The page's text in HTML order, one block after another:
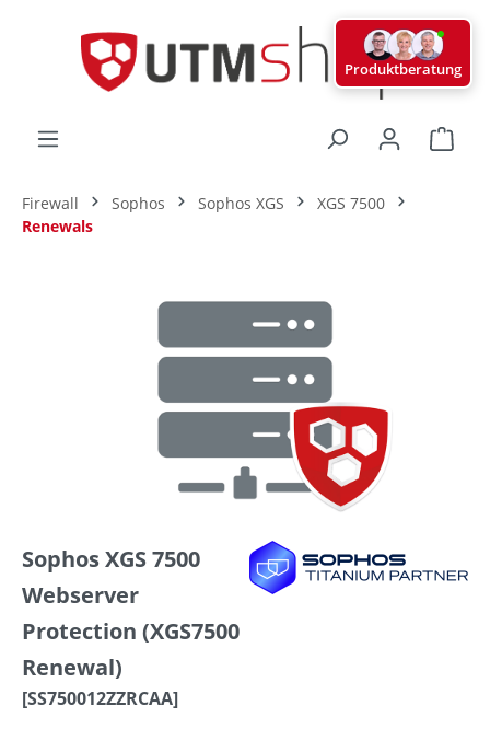
Firewall Sophos Sophos XGS
XGS 7500
Renewals
Sophos XGS 7500
Webserver
Protection (XGS7500
Renewal)
[SS750012ZZRCAA]
Produktberatung